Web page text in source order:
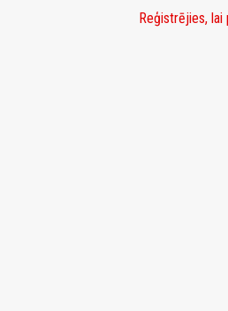
Reģistrējies,